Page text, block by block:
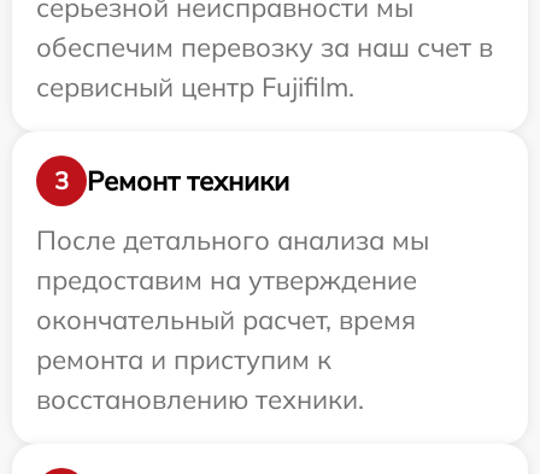
серьезной неисправности мы
обеспечим перевозку за наш счет в
сервисный центр Fujifilm.
3
Ремонт техники
После детального анализа мы
предоставим на утверждение
окончательный расчет, время
ремонта и приступим к
восстановлению техники.